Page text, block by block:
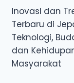
Inovasi dan
Terbaru di
Teknologi,
dan
Masyarakat